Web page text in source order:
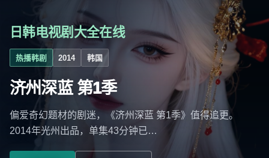
日韩电视剧大全在线
热播韩剧 2014 韩国
济州深蓝 第1季
偏爱奇幻题材的剧迷，《济州深蓝 第1季》值得追更。
2014年光州出品，单集43分钟已…